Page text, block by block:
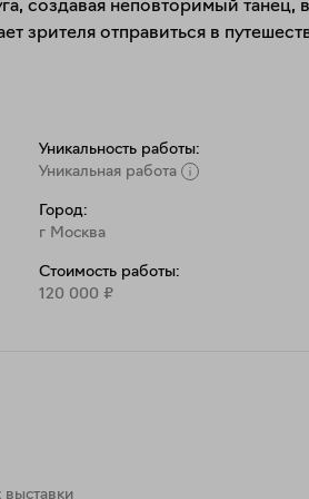
создавая неповторимый танец,
зрителя отправиться в
Уникальность работы:
Уникальная работа
Город:
г Москва
Стоимость работы:
120 000 ₽